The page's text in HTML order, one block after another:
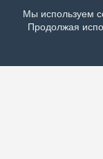
МЫ В СОЦСЕТЯХ
Мы используем
Продолжая